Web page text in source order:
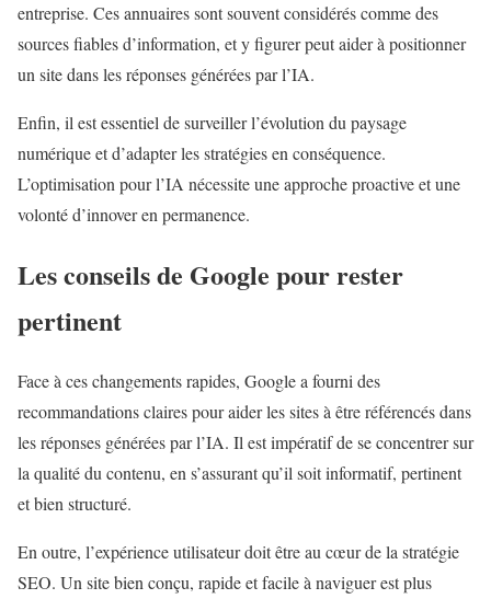
entreprise. Ces annuaires sont souvent considérés comme des
sources fiables d’information, et y figurer peut aider à positionner
un site dans les réponses générées par l’IA.
Enfin, il est essentiel de surveiller l’évolution du paysage
numérique et d’adapter les stratégies en conséquence.
L’optimisation pour l’IA nécessite une approche proactive et une
volonté d’innover en permanence.
Les conseils de Google pour rester
pertinent
Face à ces changements rapides, Google a fourni des
recommandations claires pour aider les sites à être référencés dans
les réponses générées par l’IA. Il est impératif de se concentrer sur
la qualité du contenu, en s’assurant qu’il soit informatif, pertinent
et bien structuré.
En outre, l’expérience utilisateur doit être au cœur de la stratégie
SEO. Un site bien conçu, rapide et facile à naviguer est plus